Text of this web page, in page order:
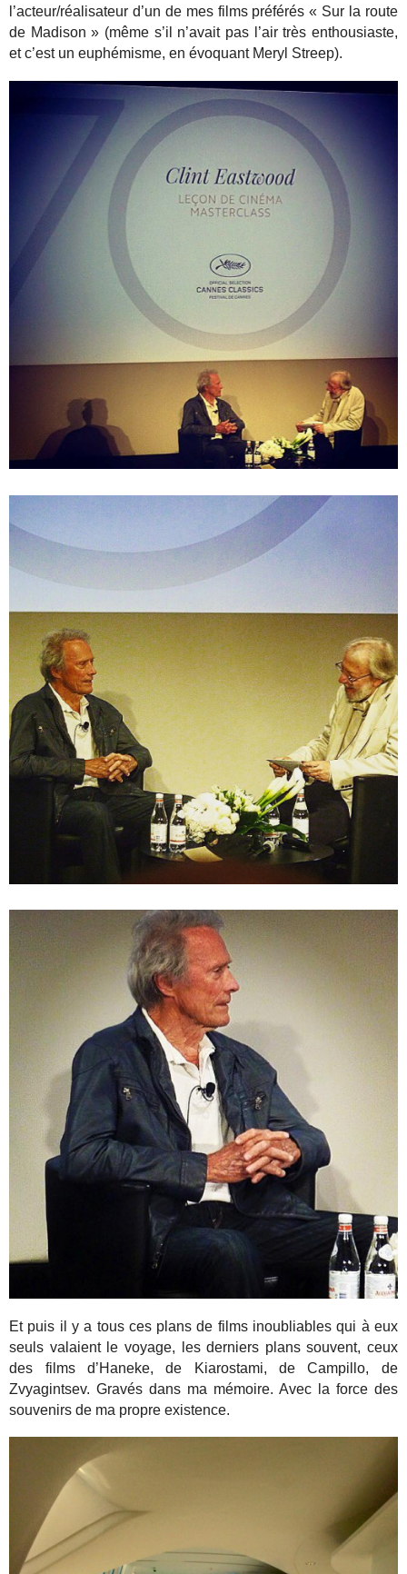
l’acteur/réalisateur d’un de mes films préférés « Sur la route
de Madison » (même s’il n’avait pas l’air très enthousiaste,
et c’est un euphémisme, en évoquant Meryl Streep).
Et puis il y a tous ces plans de films inoubliables qui à eux
seuls valaient le voyage, les derniers plans souvent, ceux
des films d’Haneke, de Kiarostami, de Campillo, de
Zvyagintsev. Gravés dans ma mémoire. Avec la force des
souvenirs de ma propre existence.